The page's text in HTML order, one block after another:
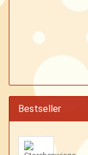
Bestseller